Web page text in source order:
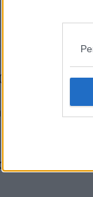
plăcintă la
grade.
pe fundul
brânză, se